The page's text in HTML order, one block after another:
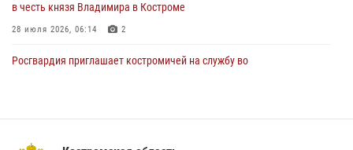
в честь князя Владимира в Костроме
28 июля 2026, 06:14 2
Росгвардия приглашает костромичей на службу во
охраны Росгвардии за последнюю неделю в Костроме